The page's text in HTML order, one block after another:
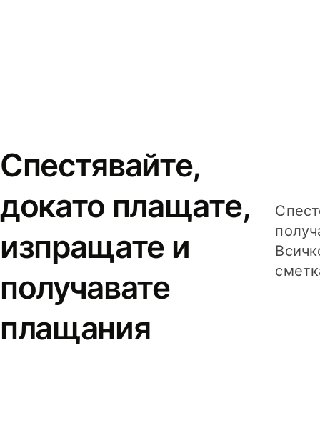
Спестявайте,
докато плащате,
изпращате и
получавате
плащания